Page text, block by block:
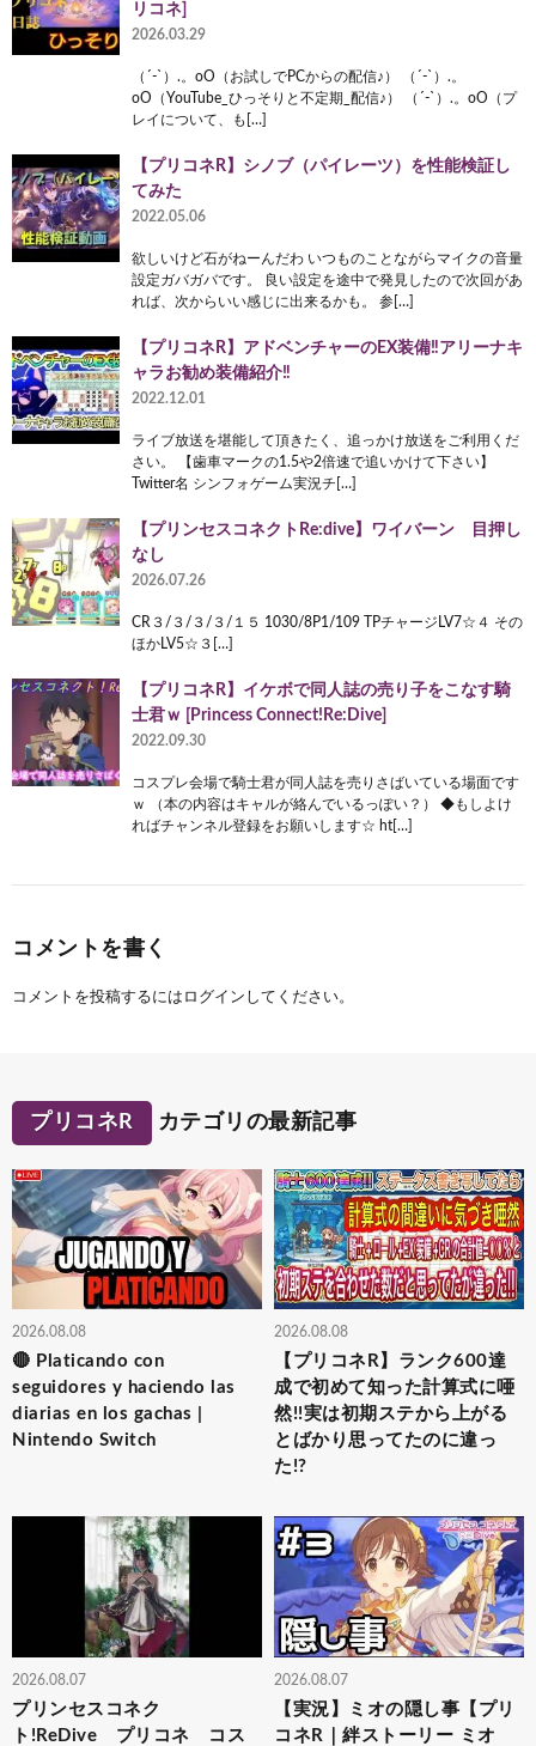
リコネ]
2026.03.29
（´-`）.。oO（お試しでPCからの配信♪） （´-`）.。
oO（YouTube_ひっそりと不定期_配信♪） （´-`）.。oO（プ
レイについて、も[…]
【プリコネR】シノブ（パイレーツ）を性能検証し
てみた
2022.05.06
欲しいけど石がねーんだわ いつものことながらマイクの音量
設定ガバガバです。 良い設定を途中で発見したので次回があ
れば、次からいい感じに出来るかも。 参[…]
【プリコネR】アドベンチャーのEX装備‼アリーナキ
ャラお勧め装備紹介‼
2022.12.01
ライブ放送を堪能して頂きたく、追っかけ放送をご利用くだ
さい。 【歯車マークの1.5や2倍速で追いかけて下さい】
Twitter名 シンフォゲーム実況チ[…]
【プリンセスコネクトRe:dive】ワイバーン 目押し
なし
2026.07.26
CR３/３/３/３/１５ 1030/8P1/109 TPチャージLV7☆４ その
ほかLV5☆３[…]
【プリコネR】イケボで同人誌の売り子をこなす騎
士君ｗ [Princess Connect!Re:Dive]
2022.09.30
コスプレ会場で騎士君が同人誌を売りさばいている場面です
ｗ （本の内容はキャルが絡んでいるっぽい？） ◆もしよけ
ればチャンネル登録をお願いします☆ ht[…]
コメントを書く
コメントを投稿するには ログイン してください。
プリコネR カテゴリの最新記事
2026.08.08
🔴 Platicando con
seguidores y haciendo las
diarias en los gachas |
Nintendo Switch
2026.08.08
【プリコネR】ランク600達
成で初めて知った計算式に唖
然!!実は初期ステから上がる
とばかり思ってたのに違っ
た!?
2026.08.07
プリンセスコネク
ト!ReDive プリコネ コス
2026.08.07
【実況】ミオの隠し事【プリ
コネR｜絆ストーリー ミオ